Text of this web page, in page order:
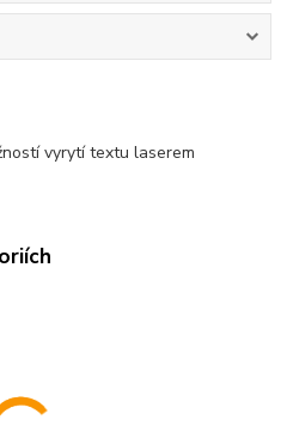
vyrytí textu laserem